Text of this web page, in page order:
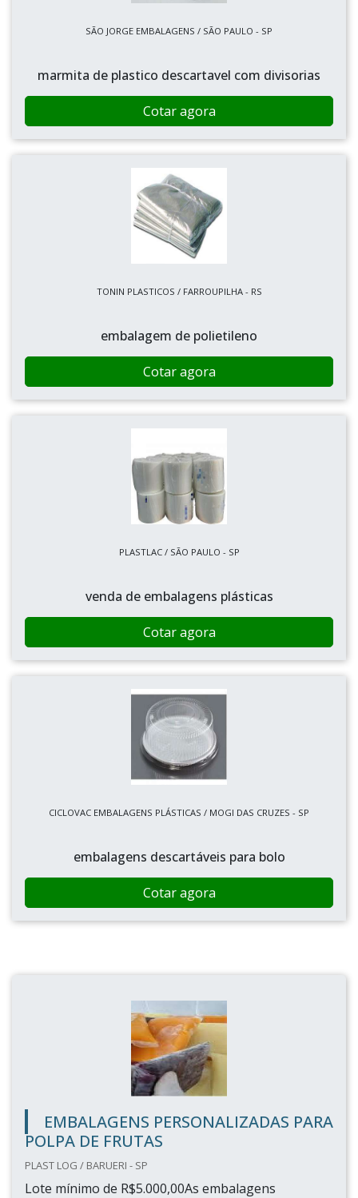
SÃO JORGE EMBALAGENS / SÃO PAULO - SP
marmita de plastico descartavel com divisorias
Cotar agora
TONIN PLASTICOS / FARROUPILHA - RS
embalagem de polietileno
Cotar agora
PLASTLAC / SÃO PAULO - SP
venda de embalagens plásticas
Cotar agora
CICLOVAC EMBALAGENS PLÁSTICAS / MOGI DAS CRUZES - SP
embalagens descartáveis para bolo
Cotar agora
EMBALAGENS PERSONALIZADAS PARA
POLPA DE FRUTAS
PLAST LOG / BARUERI - SP
Lote mínimo de R$5.000,00As embalagens